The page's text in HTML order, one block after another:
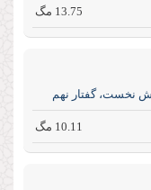
13.75 مگ
10.11 مگ